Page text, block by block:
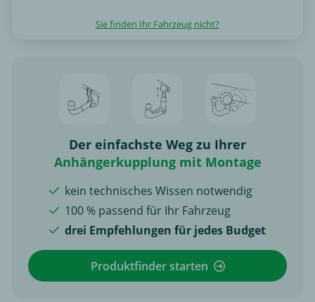
Sie finden Ihr Fahrzeug nicht?
Der einfachste Weg zu Ihrer
Anhängerkupplung mit Montage
kein technisches Wissen notwendig
100 % passend für Ihr Fahrzeug
drei Empfehlungen für jedes Budget
Produktfinder starten